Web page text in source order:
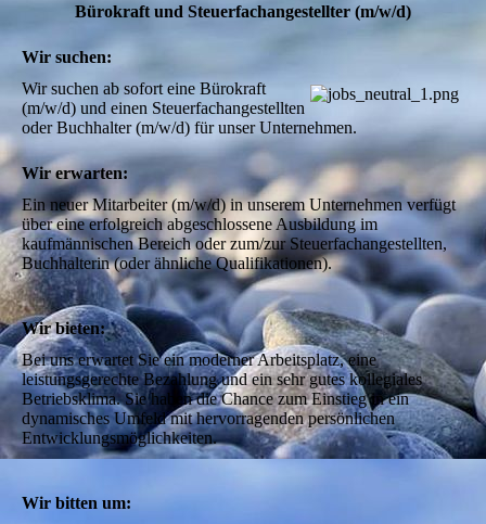
Bürokraft und Steuerfachangestellter (m/w/d)
Wir suchen:
Wir suchen ab sofort eine Bürokraft
(m/w/d) und einen Steuerfachangestellten
oder Buchhalter (m/w/d) für unser Unternehmen.
Wir erwarten:
Ein neuer Mitarbeiter (m/w/d) in unserem Unternehmen verfügt
über eine erfolgreich abgeschlossene Ausbildung im
kaufmännischen Bereich oder zum/zur Steuerfachangestellten,
Buchhalterin (oder ähnliche Qualifikationen).
Wir bieten:
Bei uns erwartet Sie ein moderner Arbeitsplatz, eine
leistungsgerechte Bezahlung und ein sehr gutes kollegiales
Betriebsklima. Sie haben die Chance zum Einstieg in ein
dynamisches Umfeld mit hervorragenden persönlichen
Entwicklungsmöglichkeiten.
Wir bitten um: